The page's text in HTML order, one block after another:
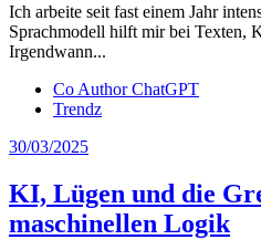
Ich arbeite seit fast einem Jahr
Sprachmodell hilft mir bei Texten,
Irgendwann...
Co Author ChatGPT
Trendz
30/03/2025
KI, Lügen und die
maschinellen Logik